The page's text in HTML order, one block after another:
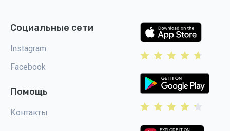
Социальные сети
Instagram
Facebook
Помощь
Контакты